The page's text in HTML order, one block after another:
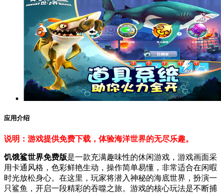
应用介绍
说明：游戏提供免费下载，体验海洋世界的无尽乐趣。
饥饿鲨世界免费版是一款充满趣味性的休闲游戏，游戏画面采
用卡通风格，色彩鲜艳生动，操作简单易懂，非常适合在闲暇
时光放松身心。在这里，玩家将潜入神秘的海底世界，扮演一
只鲨鱼，开启一段精彩的吞噬之旅。游戏的核心玩法是不断捕